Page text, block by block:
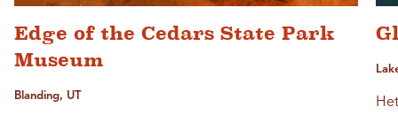
Edge of the Cedars State Park
Museum
Blanding, UT